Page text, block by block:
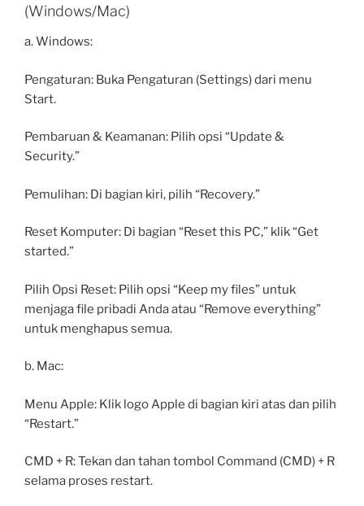
(Windows/Mac)
a. Windows:
Pengaturan: Buka Pengaturan (Settings) dari menu
Start.
Pembaruan & Keamanan: Pilih opsi “Update &
Security.”
Pemulihan: Di bagian kiri, pilih “Recovery.”
Reset Komputer: Di bagian “Reset this PC,” klik “Get
started.”
Pilih Opsi Reset: Pilih opsi “Keep my files” untuk
menjaga file pribadi Anda atau “Remove everything”
untuk menghapus semua.
b. Mac:
Menu Apple: Klik logo Apple di bagian kiri atas dan pilih
“Restart.”
CMD + R: Tekan dan tahan tombol Command (CMD) + R
selama proses restart.